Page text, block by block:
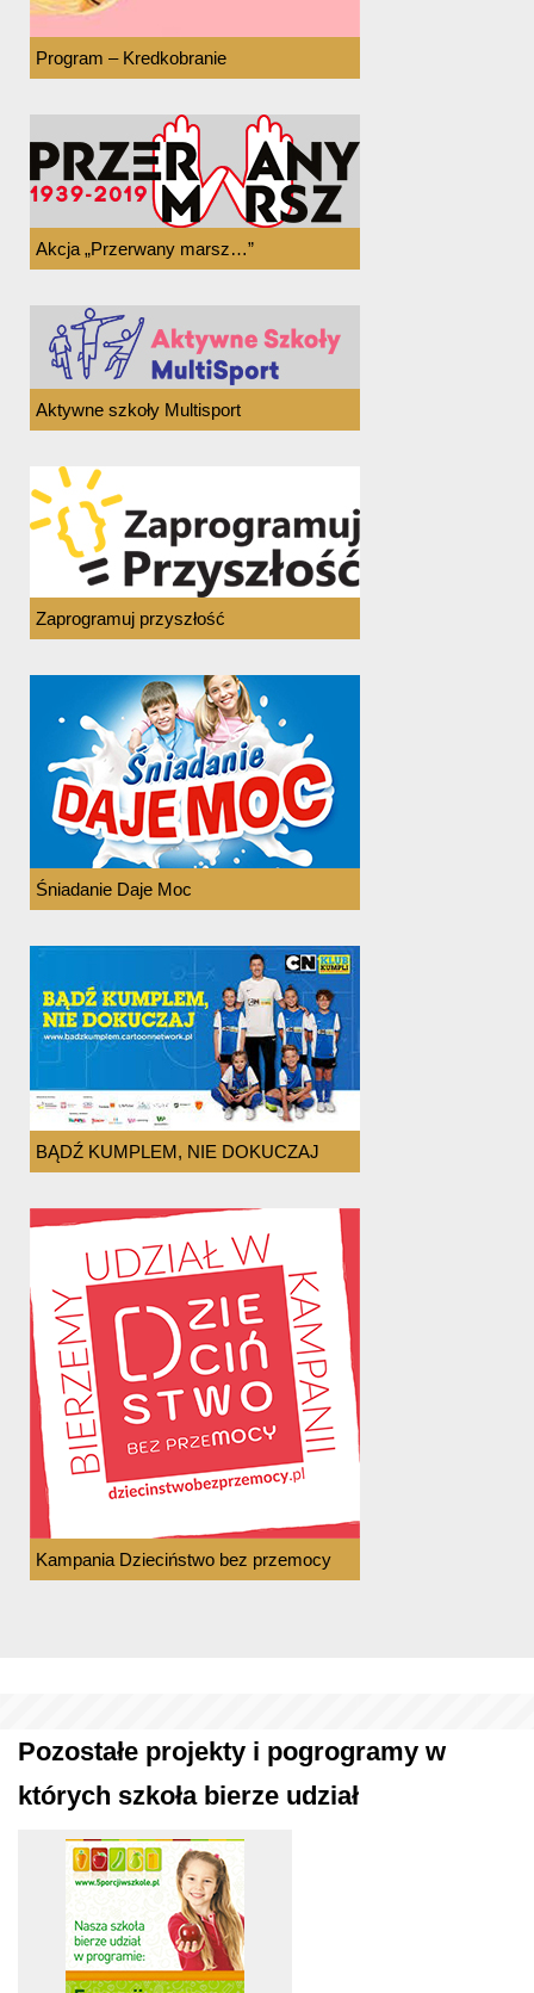
Program – Kredkobranie
Akcja „Przerwany marsz…”
Aktywne szkoły Multisport
Zaprogramuj przyszłość
Śniadanie Daje Moc
BĄDŹ KUMPLEM, NIE DOKUCZAJ
Kampania Dzieciństwo bez przemocy
Pozostałe projekty i pogrogramy w
których szkoła bierze udział